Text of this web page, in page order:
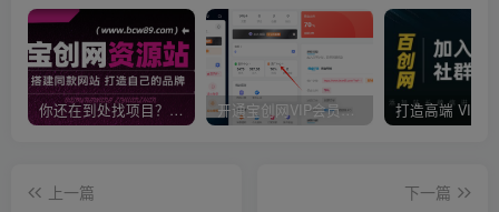
你还在到处找项目？还在当韭菜？我靠卖项目一个月收入5万+，曾经我也是个失败者。 开通宝创网VIP会员，尊享全站资源免费下载，享70%的推广提成！！【限时五折优惠】
上一篇
下一篇